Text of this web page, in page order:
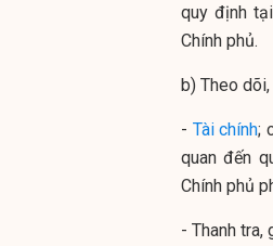
quy định
Chính phủ.
b) Theo
- Tài chính;
quan đến
Chính phủ
- Thanh tra,